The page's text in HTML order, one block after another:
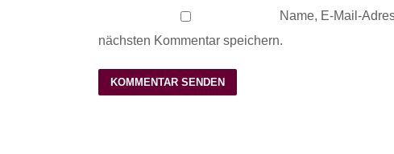
Name, E-Mail-
nächsten Kommentar speichern.